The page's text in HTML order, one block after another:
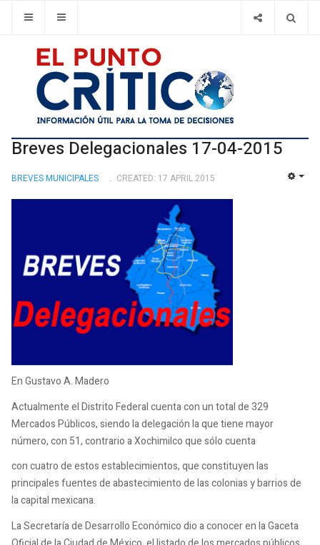
Breves Delegacionales 17-04-2015
BREVES MUNICIPALES CREATED: 17 APRIL 2015
En Gustavo A. Madero
Actualmente el Distrito Federal cuenta con un total de 329
Mercados Públicos, siendo la delegación la que tiene mayor
número, con 51, contrario a Xochimilco que sólo cuenta
con cuatro de estos establecimientos, que constituyen las
principales fuentes de abastecimiento de las colonias y barrios de
la capital mexicana.
La Secretaría de Desarrollo Económico dio a conocer en la Gaceta